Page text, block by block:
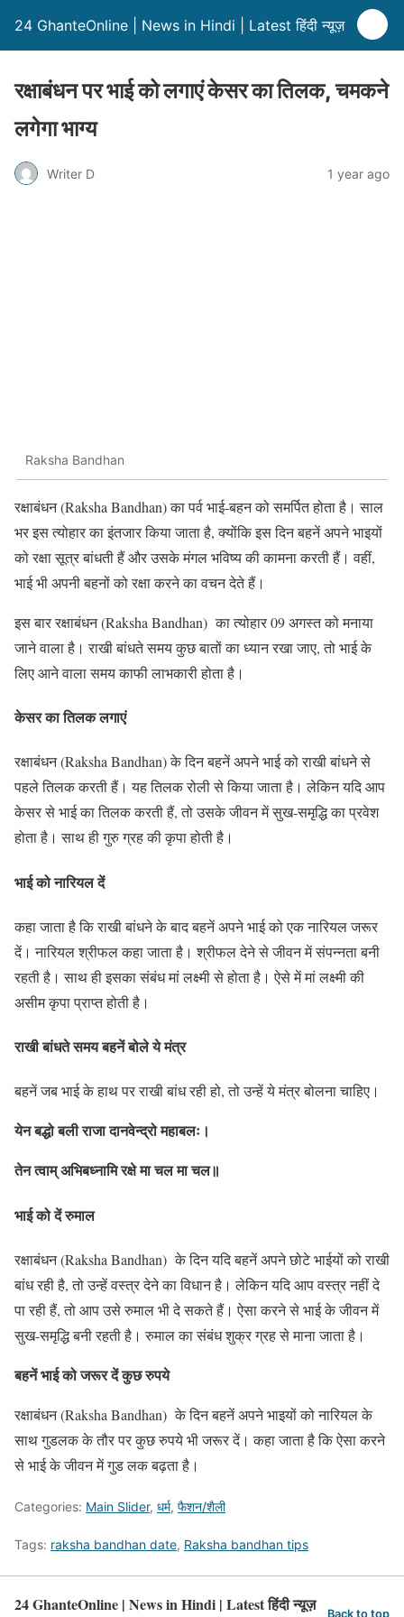
24 GhanteOnline | News in Hindi | Latest हिंदी न्यूज़
रक्षाबंधन पर भाई को लगाएं केसर का तिलक, चमकने
लगेगा भाग्य
Writer D 1 year ago
Raksha Bandhan
रक्षाबंधन (Raksha Bandhan) का पर्व भाई-बहन को समर्पित होता है। साल
भर इस त्योहार का इंतजार किया जाता है, क्योंकि इस दिन बहनें अपने भाइयों
को रक्षा सूत्र बांधती हैं और उसके मंगल भविष्य की कामना करती हैं। वहीं,
भाई भी अपनी बहनों को रक्षा करने का वचन देते हैं।
इस बार रक्षाबंधन (Raksha Bandhan) का त्योहार 09 अगस्त को मनाया
जाने वाला है। राखी बांधते समय कुछ बातों का ध्यान रखा जाए, तो भाई के
लिए आने वाला समय काफी लाभकारी होता है।
केसर का तिलक लगाएं
रक्षाबंधन (Raksha Bandhan) के दिन बहनें अपने भाई को राखी बांधने से
पहले तिलक करती हैं। यह तिलक रोली से किया जाता है। लेकिन यदि आप
केसर से भाई का तिलक करती हैं, तो उसके जीवन में सुख-समृद्धि का प्रवेश
होता है। साथ ही गुरु ग्रह की कृपा होती है।
भाई को नारियल दें
कहा जाता है कि राखी बांधने के बाद बहनें अपने भाई को एक नारियल जरूर
दें। नारियल श्रीफल कहा जाता है। श्रीफल देने से जीवन में संपन्नता बनी
रहती है। साथ ही इसका संबंध मां लक्ष्मी से होता है। ऐसे में मां लक्ष्मी की
असीम कृपा प्राप्त होती है।
राखी बांधते समय बहनें बोले ये मंत्र
बहनें जब भाई के हाथ पर राखी बांध रही हो, तो उन्हें ये मंत्र बोलना चाहिए।
येन बद्धो बली राजा दानवेन्द्रो महाबलः।
तेन त्वाम् अभिबध्नामि रक्षे मा चल मा चल॥
भाई को दें रुमाल
रक्षाबंधन (Raksha Bandhan) के दिन यदि बहनें अपने छोटे भाईयों को राखी
बांध रही है, तो उन्हें वस्त्र देने का विधान है। लेकिन यदि आप वस्त्र नहीं दे
पा रही हैं, तो आप उसे रुमाल भी दे सकते हैं। ऐसा करने से भाई के जीवन में
सुख-समृद्धि बनी रहती है। रुमाल का संबंध शुक्र ग्रह से माना जाता है।
बहनें भाई को जरूर दें कुछ रुपये
रक्षाबंधन (Raksha Bandhan) के दिन बहनें अपने भाइयों को नारियल के
साथ गुडलक के तौर पर कुछ रुपये भी जरूर दें। कहा जाता है कि ऐसा करने
से भाई के जीवन में गुड लक बढ़ता है।
Categories: Main Slider, धर्म, फैशन/शैली
Tags: raksha bandhan date, Raksha bandhan tips
24 GhanteOnline | News in Hindi | Latest हिंदी न्यूज़ Back to top